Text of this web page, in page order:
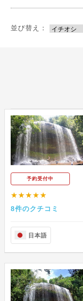
並び替え：
予約受付中
★★★★★
8件のクチコミ
日本語